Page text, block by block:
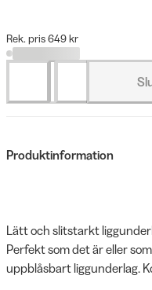
Rek. pris 649 kr
Produktinformation
Lätt och slitstarkt
Perfekt som det är eller
uppblåsbart liggunderlag.